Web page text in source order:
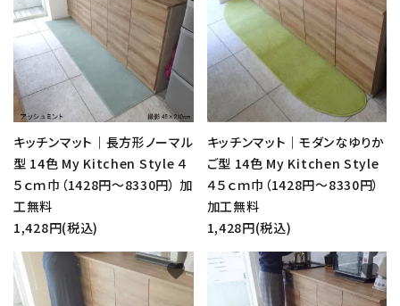
キッチンマット｜長方形ノーマル
型 14色 My Kitchen Style ４
５ｃｍ巾（1428円～8330円） 加
工無料
1,428円(税込)
キッチンマット｜モダンなゆりか
ご型 14色 My Kitchen Style
４５ｃｍ巾（1428円～8330円）
加工無料
1,428円(税込)
favorite favorite